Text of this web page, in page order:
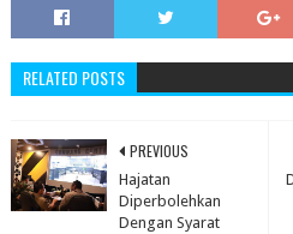
RELATED POSTS
PREVIOUS
Hajatan
Diperbolehkan
Dengan Syarat